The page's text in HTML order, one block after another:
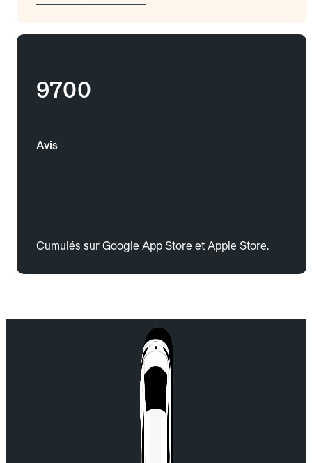
9700
Avis
Cumulés sur Google App Store et Apple Store.